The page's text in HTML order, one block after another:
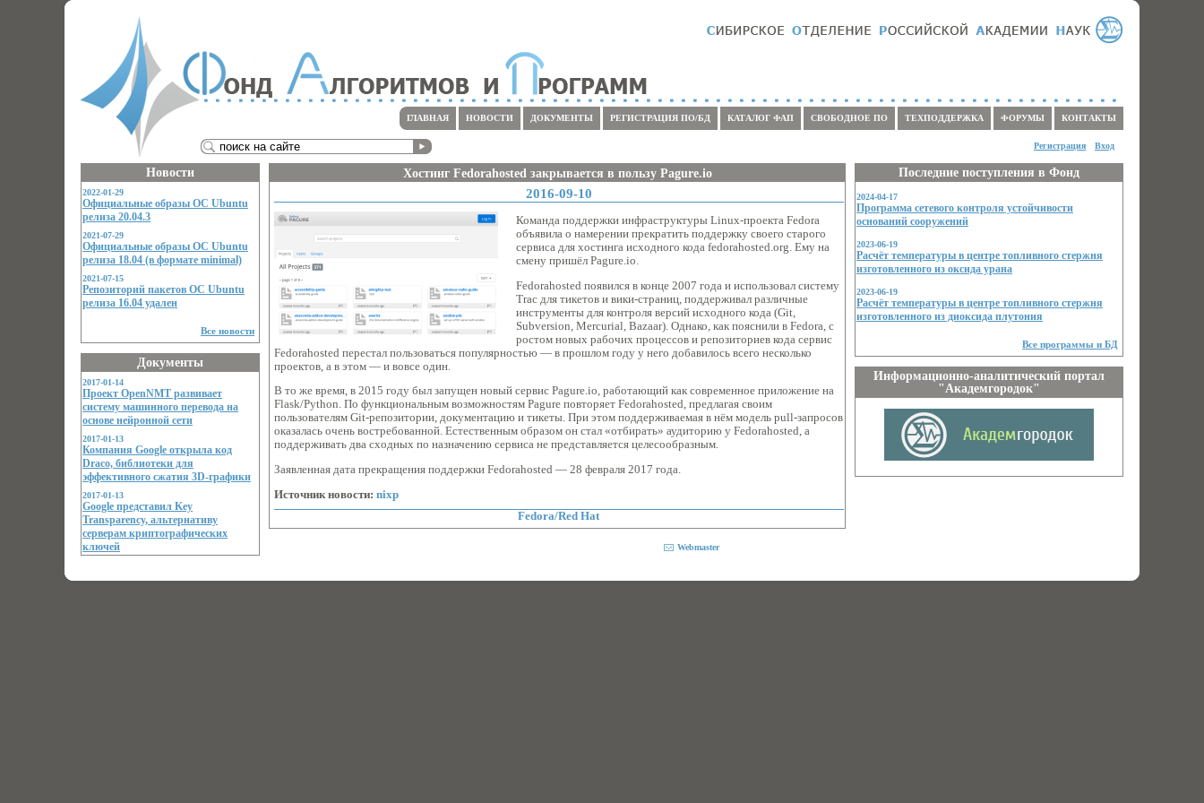
КОНТАКТЫ
ФОРУМЫ
ТЕХПОДДЕРЖКА
СВОБОДНОЕ ПО
КАТАЛОГ ФАП
РЕГИСТРАЦИЯ ПО/БД
ДОКУМЕНТЫ
НОВОСТИ
ГЛАВНАЯ
Вход
Регистрация
Новости
2022-01-29
Официальные образы ОС Ubuntu
релиза 20.04.3
2021-07-29
Официальные образы ОС Ubuntu
релиза 18.04 (в формате minimal)
2021-07-15
Репозиторий пакетов ОС Ubuntu
релиза 16.04 удален
Все новости
Документы
2017-01-14
Проект OpenNMT развивает
систему машинного перевода на
основе нейронной сети
2017-01-13
Компания Google открыла код
Draco, библиотеки для
эффективного сжатия 3D-графики
2017-01-13
Google представил Key
Transparency, альтернативу
серверам криптографических
ключей
Последние поступления в Фонд
2024-04-17
Программа сетевого контроля устойчивости
оснований сооружений
2023-06-19
Расчёт температуры в центре топливного стержня
изготовленного из оксида урана
2023-06-19
Расчёт температуры в центре топливного стержня
изготовленного из диоксида плутония
Все программы и БД
Информационно-аналитический портал
"Академгородок"
Хостинг Fedorahosted закрывается в пользу Pagure.io
2016-09-10
Команда поддержки инфраструктуры Linux-проекта Fedora
объявила о намерении прекратить поддержку своего старого
сервиса для хостинга исходного кода fedorahosted.org. Ему на
смену пришёл Pagure.io.
Fedorahosted появился в конце 2007 года и использовал систему
Trac для тикетов и вики-страниц, поддерживал различные
инструменты для контроля версий исходного кода (Git,
Subversion, Mercurial, Bazaar). Однако, как пояснили в Fedora, с
ростом новых рабочих процессов и репозиториев кода сервис
Fedorahosted перестал пользоваться популярностью — в прошлом году у него добавилось всего несколько
проектов, а в этом — и вовсе один.
В то же время, в 2015 году был запущен новый сервис Pagure.io, работающий как современное приложение на
Flask/Python. По функциональным возможностям Pagure повторяет Fedorahosted, предлагая своим
пользователям Git-репозитории, документацию и тикеты. При этом поддерживаемая в нём модель pull-запросов
оказалась очень востребованной. Естественным образом он стал «отбирать» аудиторию у Fedorahosted, а
поддерживать два сходных по назначению сервиса не представляется целесообразным.
Заявленная дата прекращения поддержки Fedorahosted — 28 февраля 2017 года.
Источник новости: nixp
Fedora/Red Hat
Webmaster